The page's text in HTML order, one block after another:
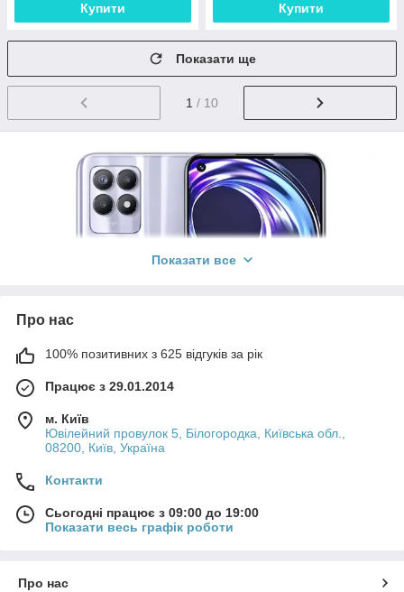
Купити Купити
Показати ще
1 / 10
Показати все
Про нас
100% позитивних з 625 відгуків за рік
Працює з 29.01.2014
м. Київ
Ювілейний провулок 5, Білогородка, Київська обл.,
08200, Київ, Україна
Контакти
Сьогодні працює з 09:00 до 19:00
Показати весь графік роботи
Про нас